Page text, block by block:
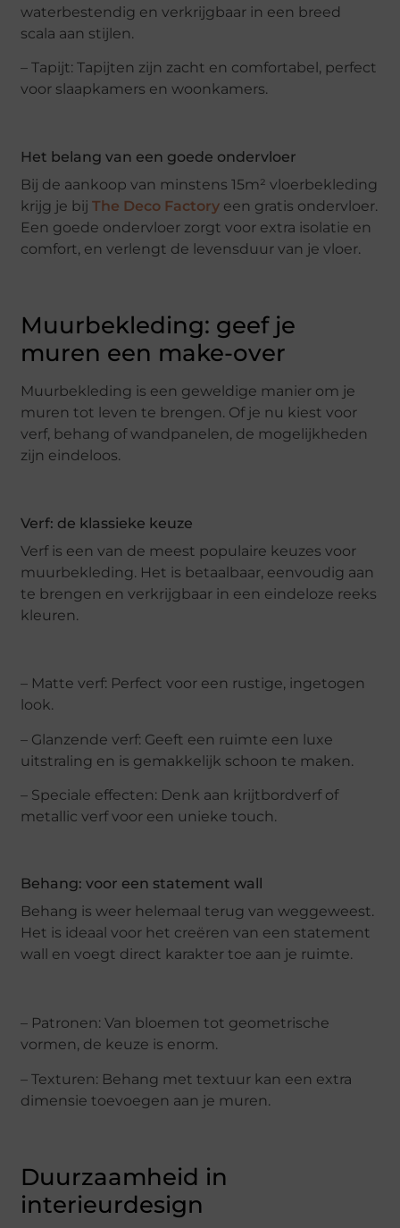
waterbestendig en verkrijgbaar in een breed
scala aan stijlen.
– Tapijt: Tapijten zijn zacht en comfortabel, perfect
voor slaapkamers en woonkamers.
Het belang van een goede ondervloer
Bij de aankoop van minstens 15m² vloerbekleding
krijg je bijThe Deco Factory een gratis ondervloer.
Een goede ondervloer zorgt voor extra isolatie en
comfort, en verlengt de levensduur van je vloer.
Muurbekleding: geef je
muren een make-over
Muurbekleding is een geweldige manier om je
muren tot leven te brengen. Of je nu kiest voor
verf, behang of wandpanelen, de mogelijkheden
zijn eindeloos.
Verf: de klassieke keuze
Verf is een van de meest populaire keuzes voor
muurbekleding. Het is betaalbaar, eenvoudig aan
te brengen en verkrijgbaar in een eindeloze reeks
kleuren.
– Matte verf: Perfect voor een rustige, ingetogen
look.
– Glanzende verf: Geeft een ruimte een luxe
uitstraling en is gemakkelijk schoon te maken.
– Speciale effecten: Denk aan krijtbordverf of
metallic verf voor een unieke touch.
Behang: voor een statement wall
Behang is weer helemaal terug van weggeweest.
Het is ideaal voor het creëren van een statement
wall en voegt direct karakter toe aan je ruimte.
– Patronen: Van bloemen tot geometrische
vormen, de keuze is enorm.
– Texturen: Behang met textuur kan een extra
dimensie toevoegen aan je muren.
Duurzaamheid in
interieurdesign